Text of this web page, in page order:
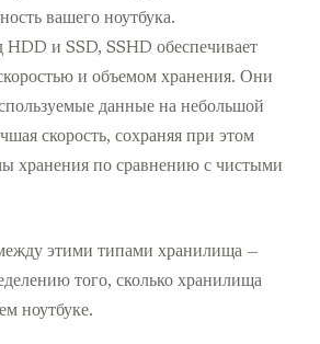
вашего ноутбука.
HDD и SSD, SSHD обеспечивает
и объемом хранения. Они
данные на небольшой
скорость, сохраняя при этом
хранения по сравнению с чистыми
этими типами хранилища —
того, сколько хранилища
ноутбуке.